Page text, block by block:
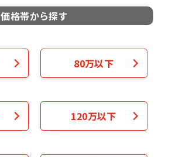
価格帯から探す
80万以下
120万以下